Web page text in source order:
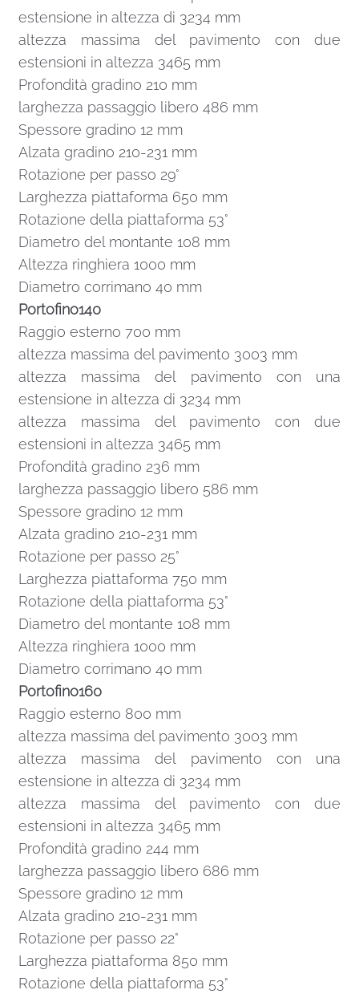
estensione in altezza di 3234 mm
altezza massima del pavimento con due
estensioni in altezza 3465 mm
Profondità gradino 210 mm
larghezza passaggio libero 486 mm
Spessore gradino 12 mm
Alzata gradino 210-231 mm
Rotazione per passo 29°
Larghezza piattaforma 650 mm
Rotazione della piattaforma 53°
Diametro del montante 108 mm
Altezza ringhiera 1000 mm
Diametro corrimano 40 mm
Portofino140
Raggio esterno 700 mm
altezza massima del pavimento 3003 mm
altezza massima del pavimento con una
estensione in altezza di 3234 mm
altezza massima del pavimento con due
estensioni in altezza 3465 mm
Profondità gradino 236 mm
larghezza passaggio libero 586 mm
Spessore gradino 12 mm
Alzata gradino 210-231 mm
Rotazione per passo 25°
Larghezza piattaforma 750 mm
Rotazione della piattaforma 53°
Diametro del montante 108 mm
Altezza ringhiera 1000 mm
Diametro corrimano 40 mm
Portofino160
Raggio esterno 800 mm
altezza massima del pavimento 3003 mm
altezza massima del pavimento con una
estensione in altezza di 3234 mm
altezza massima del pavimento con due
estensioni in altezza 3465 mm
Profondità gradino 244 mm
larghezza passaggio libero 686 mm
Spessore gradino 12 mm
Alzata gradino 210-231 mm
Rotazione per passo 22°
Larghezza piattaforma 850 mm
Rotazione della piattaforma 53°